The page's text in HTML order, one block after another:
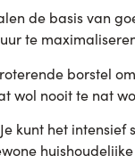
de basis van
te
borstel
wol nooit te nat
kunt het